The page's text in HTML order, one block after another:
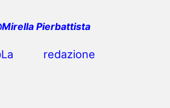
Pierbattista
redazione